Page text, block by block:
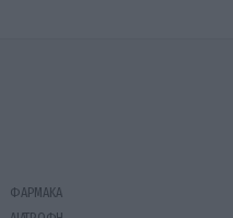
ΦΑΡΜΑΚΑ